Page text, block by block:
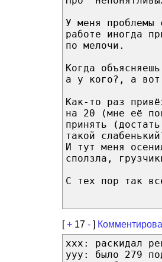
У меня проблемы
работе иногда
по мелочи.
Когда
а у кого?, а
Как-то раз
на 20 (мне её
принять
такой
И тут меня
сползла,
С тех пор так
[+ 17 - ]
xxx: раскидал
ууу: было 279